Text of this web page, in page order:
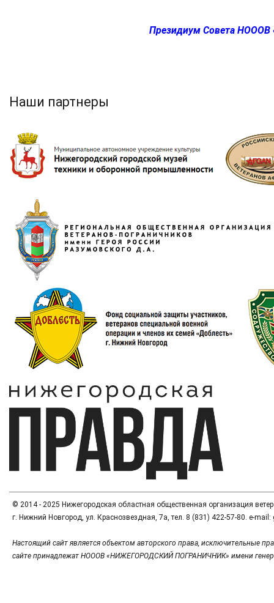
Президиум Совета НОООВ
Наши партнеры
© 2014 - 2025 Нижегородская областная общественная организация
г. Нижний Новгород, ул. Краснозвездная, 7а, тел. 8 (831) 422-57-80. e-
Настоящий сайт является объектом авторского права, исключительные
сайте принадлежат НОООВ «НИЖЕГОРОДСКИЙ ПОГРАНИЧНИК» имени